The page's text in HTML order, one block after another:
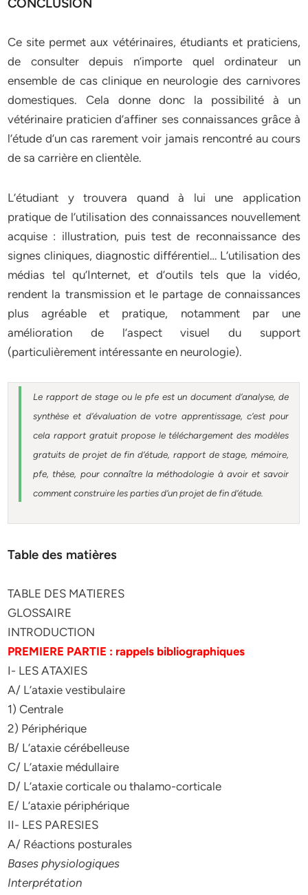
Ce site permet aux vétérinaires, étudiants et praticiens,
de consulter depuis n’importe quel ordinateur un
ensemble de cas clinique en neurologie des carnivores
domestiques. Cela donne donc la possibilité à un
vétérinaire praticien d’affiner ses connaissances grâce à
l’étude d’un cas rarement voir jamais rencontré au cours
de sa carrière en clientèle.
L’étudiant y trouvera quand à lui une application
pratique de l’utilisation des connaissances nouvellement
acquise : illustration, puis test de reconnaissance des
signes cliniques, diagnostic différentiel… L’utilisation des
médias tel qu’Internet, et d’outils tels que la vidéo,
rendent la transmission et le partage de connaissances
plus agréable et pratique, notamment par une
amélioration de l’aspect visuel du support
(particulièrement intéressante en neurologie).
Le rapport de stage ou le pfe est un document d’analyse, de
synthèse et d’évaluation de votre apprentissage, c’est pour
cela rapport gratuit propose le téléchargement des modèles
gratuits de projet de fin d’étude, rapport de stage, mémoire,
pfe, thèse, pour connaître la méthodologie à avoir et savoir
comment construire les parties d’un projet de fin d’étude
Table des matières
TABLE DES MATIERES
GLOSSAIRE
INTRODUCTION
PREMIERE PARTIE : rappels bibliographiques
I- LES ATAXIES
A/ L’ataxie vestibulaire
1) Centrale
2) Périphérique
B/ L’ataxie cérébelleuse
C/ L’ataxie médullaire
D/ L’ataxie corticale ou thalamo-corticale
E/ L’ataxie périphérique
II- LES PARESIES
A/ Réactions posturales
Bases physiologiques
Interprétation